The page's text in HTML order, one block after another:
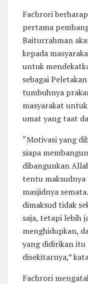
Fachrori
pertama
Baiturrahman
kepada
untuk
sebagai
tumbuhnya
masyarakat
umat yang taat
“Motivasi yang
siapa
dibangunkan
tentu maksudnya
masjidnya
dimaksud tidak
saja, tetapi lebih
menghidupkan,
yang didirikan itu
disekitarnya,”
Fachrori